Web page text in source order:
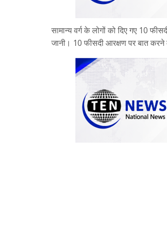
सामान्य वर्ग के लोगों को दिए गए 10
जानी। 10 फीसदी आरक्षण पर बात करने